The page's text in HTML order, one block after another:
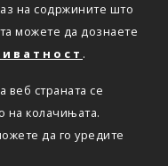
на содржините што
можете да дознаете
.
страната се
на колачињата.
да го уредите